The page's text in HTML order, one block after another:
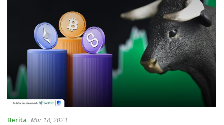
Berita Mar 18, 2023